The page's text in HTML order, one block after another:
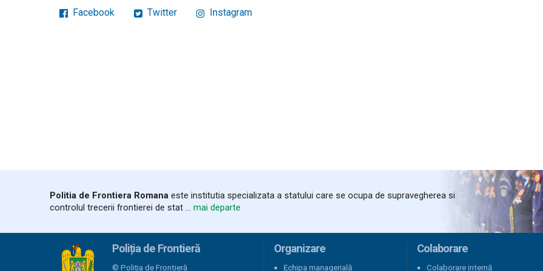
Facebook Twitter Instagram
Politia de Frontiera Romana este institutia specializata a statului care se ocupa de supravegherea si
controlul trecerii frontierei de stat ... mai departe
Poliția de Frontieră
© Poliția de Frontieră
Organizare
Echipa managerială
Colaborare
Colaborare internă